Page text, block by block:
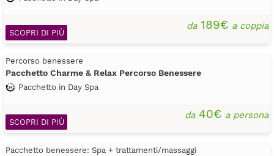
da189€ a coppia
SCOPRI DI PIÙ
Percorso benessere
Pacchetto Charme & Relax Percorso Benessere
Pacchetto in Day Spa
da40€ a persona
SCOPRI DI PIÙ
Pacchetto benessere: Spa + trattamenti/massaggi